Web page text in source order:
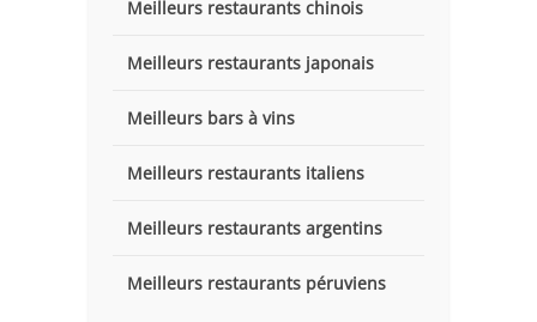
Meilleurs restaurants chinois
Meilleurs restaurants japonais
Meilleurs bars à vins
Meilleurs restaurants italiens
Meilleurs restaurants argentins
Meilleurs restaurants péruviens